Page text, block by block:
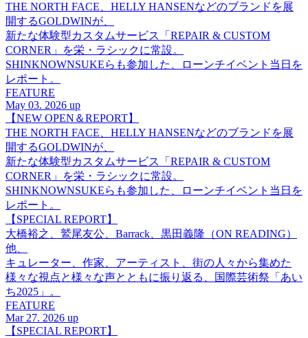
THE NORTH FACE、HELLY HANSENなどのブランドを展
開するGOLDWINが、
新たな体験型カスタムサービス「REPAIR & CUSTOM
CORNER」を栄・ラシックに常設。
SHINKNOWNSUKEらも参加した、ローンチイベント当日を
レポート。
FEATURE
May 03. 2026 up
【NEW OPEN＆REPORT】
THE NORTH FACE、HELLY HANSENなどのブランドを展
開するGOLDWINが、
新たな体験型カスタムサービス「REPAIR & CUSTOM
CORNER」を栄・ラシックに常設。
SHINKNOWNSUKEらも参加した、ローンチイベント当日を
レポート。
【SPECIAL REPORT】
大橋裕之、鷲尾友公、Barrack、黒田義隆（ON READING）
他、
キュレーター、作家、アーティスト、街の人々から集めた
様々な視点と様々な声とともに振り返る、国際芸術祭「あい
ち2025」。
FEATURE
Mar 27. 2026 up
【SPECIAL REPORT】